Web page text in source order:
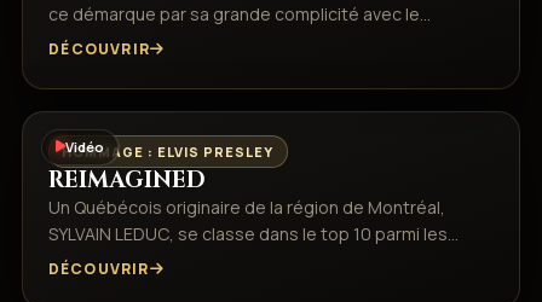
ce démarque par sa grande complicité avec le…
DÉCOUVRIR
Vidéo
HOMMAGE : ELVIS PRESLEY
REIMAGINED
Un Québécois originaire de la région de Montréal,
SYLVAIN LEDUC, se classe dans le top 10 parmi les…
DÉCOUVRIR